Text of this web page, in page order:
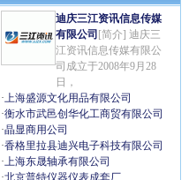
迪庆三江资讯信息传媒
有限公司 [简介] 迪庆三
江资讯信息传媒有限公
司成立于2008年9月28
日，
·上海盛源文化用品有限公司
·衡水市武邑创华化工商贸有限公司
·晶显商用公司
·香格里拉县迪兴电子科技有限公司
·上海东晟轴承有限公司
·北京普特仪器仪表成套厂